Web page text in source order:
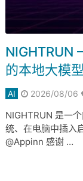
NIGHTRUN
的本地大模
AI 2026/08/06
NIGHTRUN 是一
统、在电脑中插入
@Appinn 感谢 …